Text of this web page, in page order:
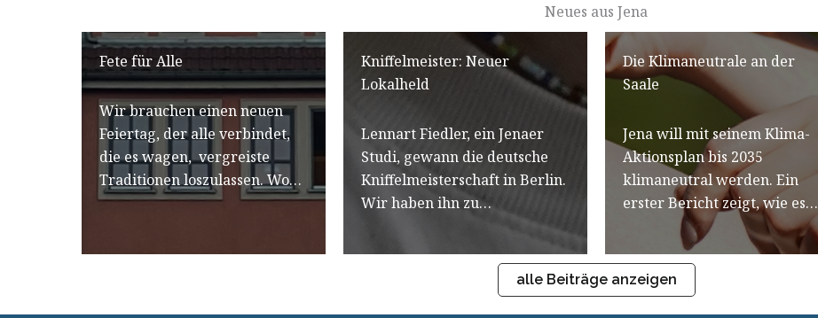
Neues aus Jena
Fete für Alle
Wir brauchen einen neuen
Feiertag, der alle verbindet,
die es wagen, vergreiste
Traditionen loszulassen. Wo…
Kniffelmeister: Neuer
Lokalheld
Lennart Fiedler, ein Jenaer
Studi, gewann die deutsche
Kniffelmeisterschaft in Berlin.
Wir haben ihn zu…
Die Klimaneutrale an der
Saale
Jena will mit seinem Klima-
Aktionsplan bis 2035
klimaneutral werden. Ein
erster Bericht zeigt, wie es…
alle Beiträge anzeigen